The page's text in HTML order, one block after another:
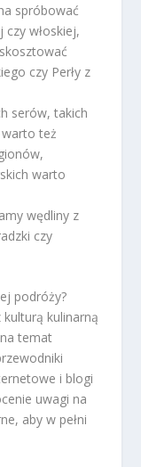
spróbować
włoskiej,
czy Perły z
serów, takich
też
warto
wędliny z
czy
podróży?
kulinarną
temat
i blogi
uwagi na
aby w pełni